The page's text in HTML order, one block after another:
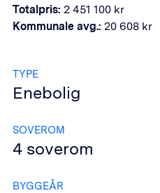
Totalpris: 2 451 100 kr
Kommunale avg.: 20 608 kr
TYPE
Enebolig
SOVEROM
4 soverom
BYGGEÅR